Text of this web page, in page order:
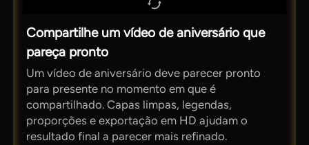
Compartilhe um vídeo de aniversário que
pareça pronto
Um vídeo de aniversário deve parecer pronto
para presente no momento em que é
compartilhado. Capas limpas, legendas,
proporções e exportação em HD ajudam o
resultado final a parecer mais refinado.